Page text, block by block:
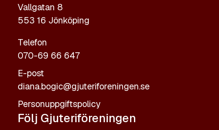
Vallgatan 8
553 16 Jönköping
Telefon
070-69 66 647
E-post
diana.bogic@gjuteriforeningen.se
Personuppgiftspolicy
Följ Gjuteriföreningen